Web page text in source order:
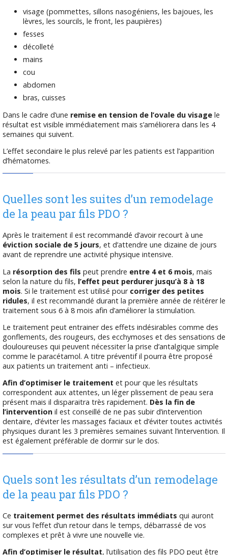
visage (pommettes, sillons nasogéniens, les bajoues, les
lèvres, les sourcils, le front, les paupières)
fesses
décolleté
mains
cou
abdomen
bras, cuisses
Dans le cadre d’une remise en tension de l’ovale du visage le
résultat est visible immédiatement mais s’améliorera dans les 4
semaines qui suivent.
L’effet secondaire le plus relevé par les patients est l’apparition
d’hématomes.
Quelles sont les suites d’un remodelage
de la peau par fils PDO ?
Après le traitement il est recommandé d’avoir recourt à une
éviction sociale de 5 jours, et d’attendre une dizaine de jours
avant de reprendre une activité physique intensive.
La résorption des fils peut prendre entre 4 et 6 mois, mais
selon la nature du fils, l’effet peut perdurer jusqu’à 8 à 18
mois. Si le traitement est utilisé pour corriger des petites
ridules, il est recommandé durant la première année de réitérer le
traitement sous 6 à 8 mois afin d’améliorer la stimulation.
Le traitement peut entrainer des effets indésirables comme des
gonflements, des rougeurs, des ecchymoses et des sensations de
douloureuses qui peuvent nécessiter la prise d’antalgique simple
comme le paracétamol. A titre préventif il pourra être proposé
aux patients un traitement anti – infectieux.
Afin d’optimiser le traitement et pour que les résultats
correspondent aux attentes, un léger plissement de peau sera
présent mais il disparaitra très rapidement. Dès la fin de
l’intervention il est conseillé de ne pas subir d’intervention
dentaire, d’éviter les massages faciaux et d’éviter toutes activités
physiques durant les 3 premières semaines suivant l’intervention. Il
est également préférable de dormir sur le dos.
Quels sont les résultats d’un remodelage
de la peau par fils PDO ?
Ce traitement permet des résultats immédiats qui auront
sur vous l’effet d’un retour dans le temps, débarrassé de vos
complexes et prêt à vivre une nouvelle vie.
Afin d’optimiser le résultat, l’utilisation des fils PDO peut être